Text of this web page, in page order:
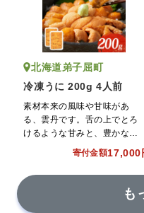
北海道弟子屈町
冷凍うに 200g 4人前
素材本来の風味や甘味があ
る、雲丹です。舌の上でとろ
けるような甘みと、豊かな磯
の香りが口いっぱいに広が
り、至福のひと時をもたらし
ます。
寄付金額17,000
も